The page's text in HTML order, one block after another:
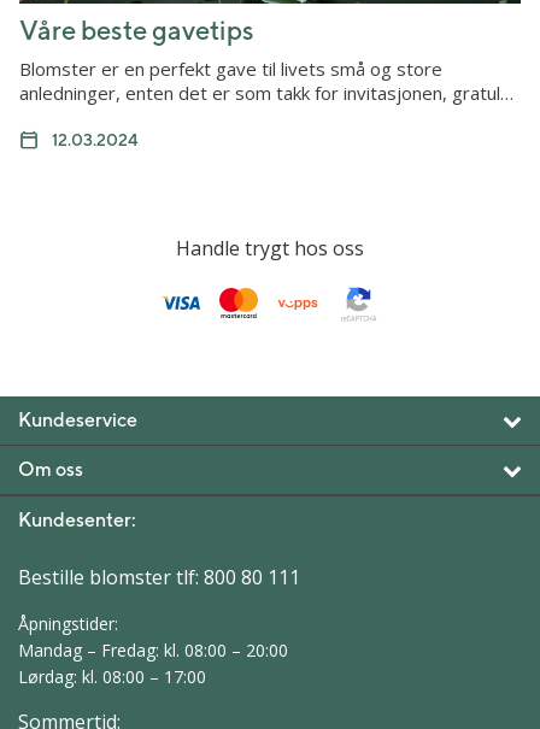
Våre beste gavetips
Blomster er en perfekt gave til livets små og store
anledninger, enten det er som takk for invitasjonen, gratul…
12.03.2024
Handle trygt hos oss
Kundeservice
Om oss
Kundesenter:
Bestille blomster tlf: 800 80 111
Åpningstider:
Mandag – Fredag: kl. 08:00 – 20:00
Lørdag: kl. 08:00 – 17:00
Sommertid: